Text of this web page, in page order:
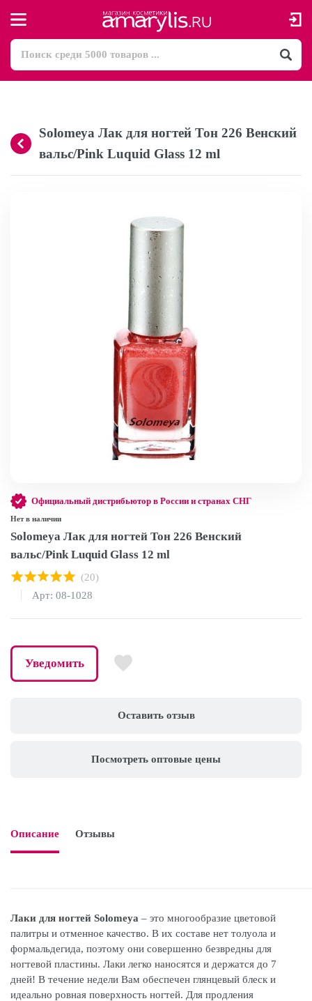
Solomeya Лак для ногтей Тон 226 Венский
вальс/Pink Luquid Glass 12 ml
Оставить отзыв
Посмотреть оптовые цены
Официальный дистрибьютор в России и странах СНГ
Нет в наличии
Solomeya Лак для ногтей Тон 226 Венский
вальс/Pink Luquid Glass 12 ml
(20)
Арт: 08-1028
Уведомить
Описание Отзывы
Лаки для ногтей Solomeya – это многообразие цветовой
палитры и отменное качество. В их составе нет толуола и
формальдегида, поэтому они совершенно безвредны для
ногтевой пластины. Лаки легко наносятся и держатся до 7
дней! В течение недели Вам обеспечен глянцевый блеск и
идеально ровная поверхность ногтей. Для продления